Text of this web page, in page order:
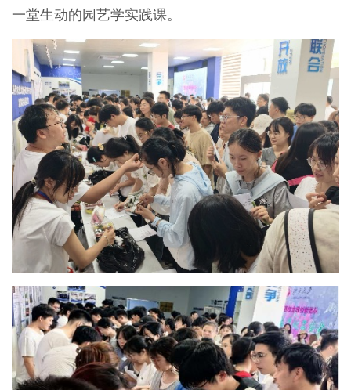
一堂生动的园艺学实践课。